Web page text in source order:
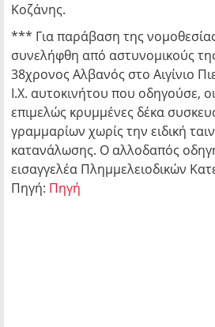
Κοζάνης.
*** Για παράβαση της
συνελήφθη από αστυνομικούς
38χρονος Αλβανός στο Αιγίνιο
Ι.Χ. αυτοκινήτου που οδηγούσε,
επιμελώς κρυμμένες δέκα
γραμμαρίων χωρίς την ειδική
κατανάλωσης. Ο αλλοδαπός
εισαγγελέα Πλημμελειοδικών
Πηγή: Πηγή